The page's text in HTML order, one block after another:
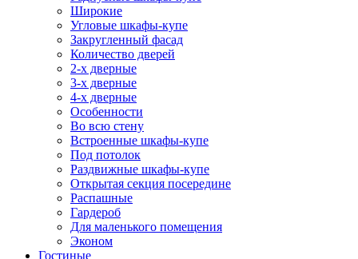
Широкие
Угловые шкафы-купе
Закругленный фасад
Количество дверей
2-х дверные
3-х дверные
4-х дверные
Особенности
Во всю стену
Встроенные шкафы-купе
Под потолок
Раздвижные шкафы-купе
Открытая секция посередине
Распашные
Гардероб
Для маленького помещения
Эконом
Гостиные